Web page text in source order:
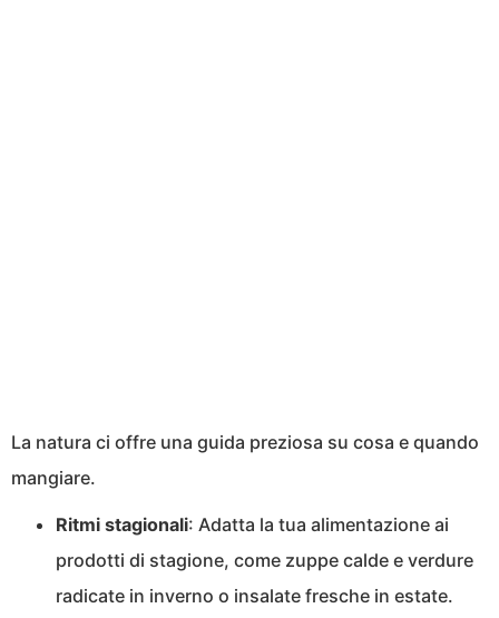
La natura ci offre una guida preziosa su cosa e quando
mangiare.
Ritmi stagionali: Adatta la tua alimentazione ai
prodotti di stagione, come zuppe calde e verdure
radicate in inverno o insalate fresche in estate.